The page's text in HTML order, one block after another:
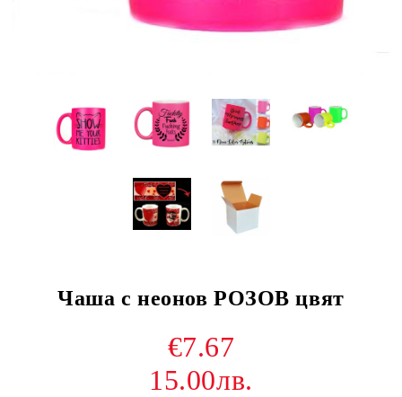
Чаша с неонов РОЗОВ цвят
€7.67
15.00лв.